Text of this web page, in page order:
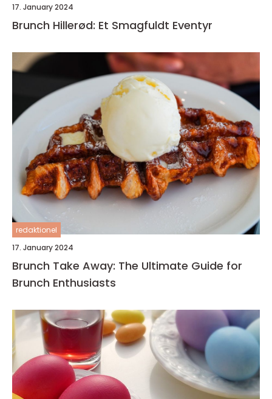
17. January 2024
Brunch Hillerød: Et Smagfuldt Eventyr
redaktionel
17. January 2024
Brunch Take Away: The Ultimate Guide for
Brunch Enthusiasts